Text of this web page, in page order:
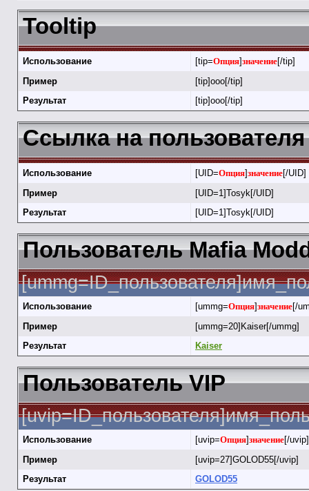
Tooltip
Использование [tip=Опция]значение[/tip]
Пример
[tip]ооо[/tip]
Результат
[tip]ооо[/tip]
Ссылка на пользователя
Использование [UID=Опция]значение[/UID]
Пример
[UID=1]Tosyk[/UID]
Результат
[UID=1]Tosyk[/UID]
Пользователь Mafia
Использование [ummg=Опция]значение[/
Пример
[ummg=20]Kaiser[/ummg]
Результат
Kaiser
Пользователь VIP
Использование [uvip=Опция]значение[/uvip]
Пример
[uvip=27]GOLOD55[/uvip]
Результат
GOLOD55